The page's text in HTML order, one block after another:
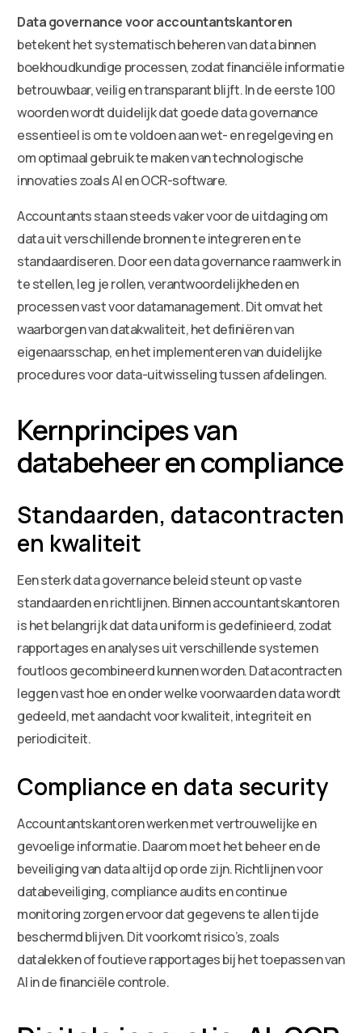
Data governance voor accountantskantoren
betekent het systematisch beheren van data binnen
boekhoudkundige processen, zodat financiële informatie
betrouwbaar, veilig en transparant blijft. In de eerste 100
woorden wordt duidelijk dat goede data governance
essentieel is om te voldoen aan wet- en regelgeving en
om optimaal gebruik te maken van technologische
innovaties zoals AI en OCR-software.
Accountants staan steeds vaker voor de uitdaging om
data uit verschillende bronnen te integreren en te
standaardiseren. Door een data governance raamwerk in
te stellen, leg je rollen, verantwoordelijkheden en
processen vast voor datamanagement. Dit omvat het
waarborgen van datakwaliteit, het definiëren van
eigenaarsschap, en het implementeren van duidelijke
procedures voor data-uitwisseling tussen afdelingen.
Kernprincipes van
databeheer en compliance
Standaarden, datacontracten
en kwaliteit
Een sterk data governance beleid steunt op vaste
standaarden en richtlijnen. Binnen accountantskantoren
is het belangrijk dat data uniform is gedefinieerd, zodat
rapportages en analyses uit verschillende systemen
foutloos gecombineerd kunnen worden. Datacontracten
leggen vast hoe en onder welke voorwaarden data wordt
gedeeld, met aandacht voor kwaliteit, integriteit en
periodiciteit.
Compliance en data security
Accountantskantoren werken met vertrouwelijke en
gevoelige informatie. Daarom moet het beheer en de
beveiliging van data altijd op orde zijn. Richtlijnen voor
databeveiliging, compliance audits en continue
monitoring zorgen ervoor dat gegevens te allen tijde
beschermd blijven. Dit voorkomt risico’s, zoals
datalekken of foutieve rapportages bij het toepassen van
AI in de financiële controle.